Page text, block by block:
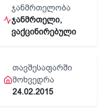
ᲯᲐᲜᲛᲠᲗᲔᲚᲝᲑᲐ
ჯანმრთელი,
ვაქცინირებული
ᲗᲐᲕᲨᲔᲡᲐᲤᲐᲠᲨᲘ
ᲛᲝᲮᲕᲔᲓᲠᲐ
24.02.2015